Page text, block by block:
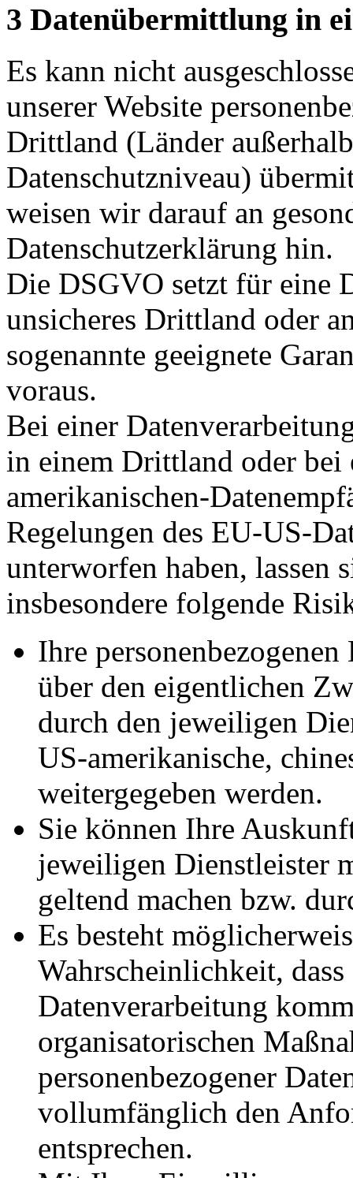
3 Datenübermittlung in
Es kann nicht
unserer Website
Drittland (Länder
Datenschutzniveau)
weisen wir darauf an
Datenschutzerklärung hin.
Die DSGVO setzt für eine
unsicheres Drittland oder
sogenannte geeignete
voraus.
Bei einer
in einem Drittland oder bei
amerikanischen-
Regelungen des EU-US-
unterworfen haben, lassen
insbesondere folgende
Ihre
über den eigentlichen
durch den jeweiligen
US-amerikanische,
weitergegeben werden.
Sie können Ihre
jeweiligen Dienstleister
geltend machen bzw.
Es besteht
Wahrscheinlichkeit,
Datenverarbeitung
organisatorischen
personenbezogener
vollumfänglich den
entsprechen.